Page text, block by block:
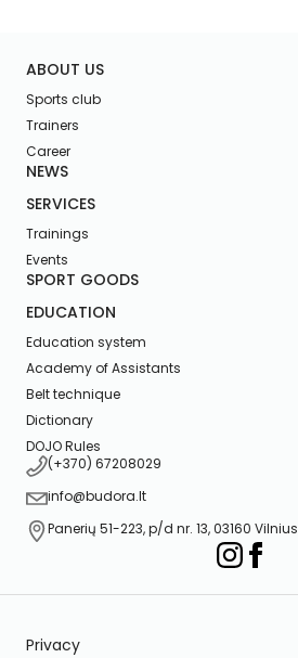
ABOUT US
Sports club
Trainers
Career
NEWS
SERVICES
Trainings
Events
SPORT GOODS
EDUCATION
Education system
Academy of Assistants
Belt technique
Dictionary
DOJO Rules
(+370) 67208029
info@budora.lt
Panerių 51-223, p/d nr. 13, 03160 Vilnius
Privacy